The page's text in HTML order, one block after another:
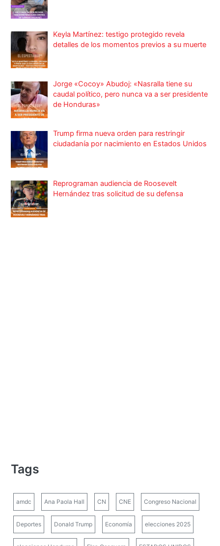
Keyla Martínez: testigo protegido revela
detalles de los momentos previos a su muerte
Jorge «Cocoy» Abudoj: «Nasralla tiene su
caudal político, pero nunca va a ser presidente
de Honduras»
Trump firma nueva orden para restringir
ciudadanía por nacimiento en Estados Unidos
Reprograman audiencia de Roosevelt
Hernández tras solicitud de su defensa
Tags
amdc Ana Paola Hall CN CNE Congreso Nacional
Deportes Donald Trump Economía elecciones 2025